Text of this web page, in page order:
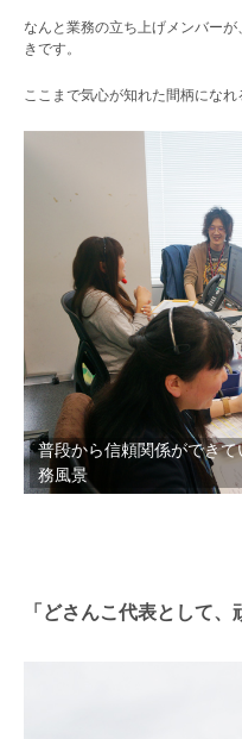
なんと業務の立ち上げメンバー
きです。
ここまで気心が知れた間柄になれ
普段から信頼関係ができ
務風景
「どさんこ代表として